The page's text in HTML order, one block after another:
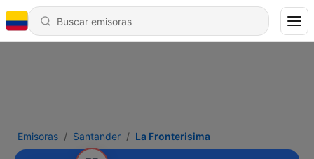
Emisoras Santander La Fronterisima